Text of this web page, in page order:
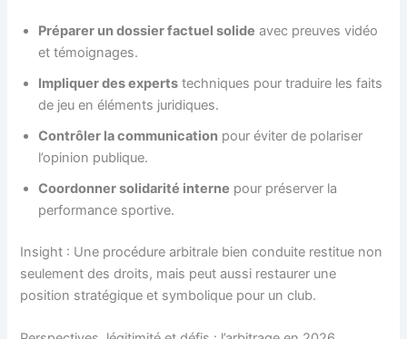
Préparer un dossier factuel solide avec preuves vidéo
et témoignages.
Impliquer des experts techniques pour traduire les faits
de jeu en éléments juridiques.
Contrôler la communication pour éviter de polariser
l’opinion publique.
Coordonner solidarité interne pour préserver la
performance sportive.
Insight : Une procédure arbitrale bien conduite restitue non
seulement des droits, mais peut aussi restaurer une
position stratégique et symbolique pour un club.